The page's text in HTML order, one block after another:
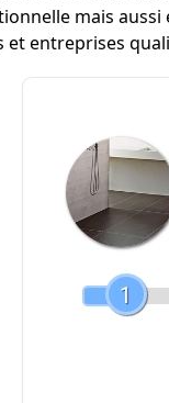
mais aussi
entreprises
1